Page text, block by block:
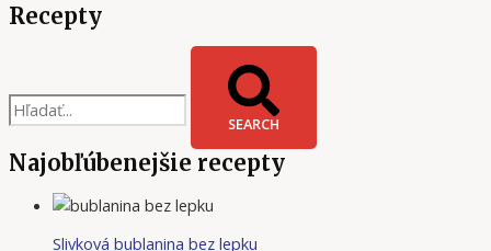
Recepty
SEARCH
Najobľúbenejšie recepty
Slivková bublanina bez lepku